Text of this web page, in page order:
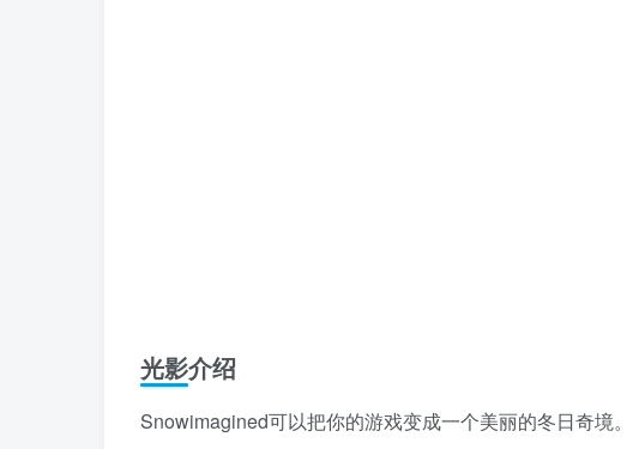
光影介绍
Snowimagined可以把你的游戏变成一个美丽的冬日奇境。